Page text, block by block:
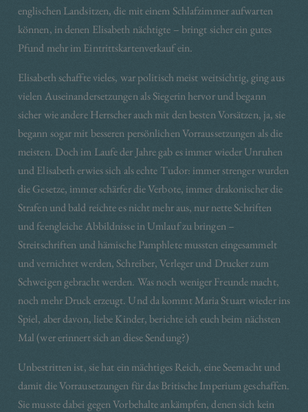
englischen Landsitzen, die mit einem Schlafzimmer aufwarten
können, in denen Elisabeth nächtigte – bringt sicher ein gutes
Pfund mehr im Eintrittskartenverkauf ein.
Elisabeth schaffte vieles, war politisch meist weitsichtig, ging aus
vielen Auseinandersetzungen als Siegerin hervor und begann
sicher wie andere Herrscher auch mit den besten Vorsätzen, ja, sie
begann sogar mit besseren persönlichen Vorraussetzungen als die
meisten. Doch im Laufe der Jahre gab es immer wieder Unruhen
und Elisabeth erwies sich als echte Tudor: immer strenger wurden
die Gesetze, immer schärfer die Verbote, immer drakonischer die
Strafen und bald reichte es nicht mehr aus, nur nette Schriften
und feengleiche Abbildnisse in Umlauf zu bringen –
Streitschriften und hämische Pamphlete mussten eingesammelt
und vernichtet werden, Schreiber, Verleger und Drucker zum
Schweigen gebracht werden. Was noch weniger Freunde macht,
noch mehr Druck erzeugt. Und da kommt Maria Stuart wieder ins
Spiel, aber davon, liebe Kinder, berichte ich euch beim nächsten
Mal (wer erinnert sich an diese Sendung?)
Unbestritten ist, sie hat ein mächtiges Reich, eine Seemacht und
damit die Vorrausetzungen für das Britische Imperium geschaffen.
Sie musste dabei gegen Vorbehalte ankämpfen, denen sich kein